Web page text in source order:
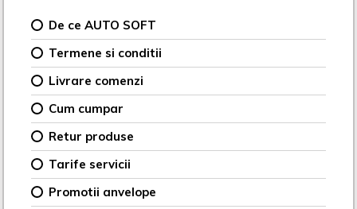
De ce AUTO SOFT
Termene si conditii
Livrare comenzi
Cum cumpar
Retur produse
Tarife servicii
Promotii anvelope